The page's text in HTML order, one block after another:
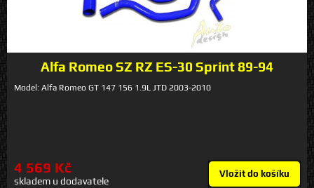
Alfa Romeo SZ RZ ES-30 Sprint 89-94
Model: Alfa Romeo GT 147 156 1.9L JTD 2003-2010
4 569 Kč
skladem u dodavatele
Vložit do košíku